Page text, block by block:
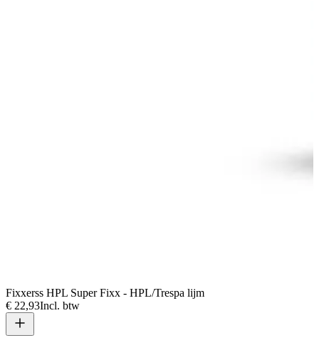
Fixxerss HPL Super Fixx - HPL/Trespa lijm
€ 22,93Incl. btw